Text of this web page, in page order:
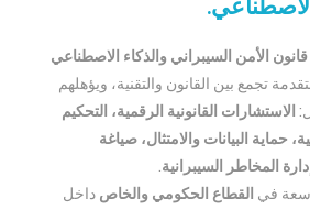
قانون الأمن السيبراني والذكاء الاصطناعي
تجمع بين القانون والتقنية، ويؤهلهم
الاستشارات القانونية الرقمية، التحكيم
حماية البيانات والامتثال، صياغة
المخاطر السيبرانية.
في القطاع الحكومي والخاص داخل